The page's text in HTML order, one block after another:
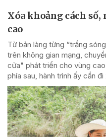
Xóa khoảng cách
cao
Từ bản làng từng “trắng
trên không gian mạng,
cửa" phát triển cho vùng
phía sau, hành trình ấy cần